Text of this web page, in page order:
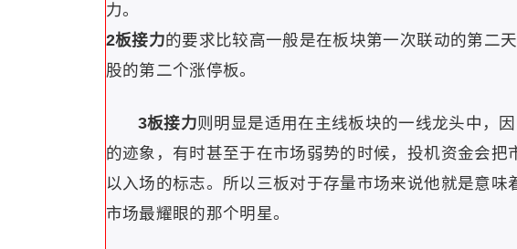
力。
2板接力的要求比较高一般是在板块第一次联动的第二
股的第二个涨停板。
3板接力则明显是适用在主线板块的一线龙头中，
的迹象，有时甚至于在市场弱势的时候，投机资金会
以入场的标志。所以三板对于存量市场来说他就是意
市场最耀眼的那个明星。